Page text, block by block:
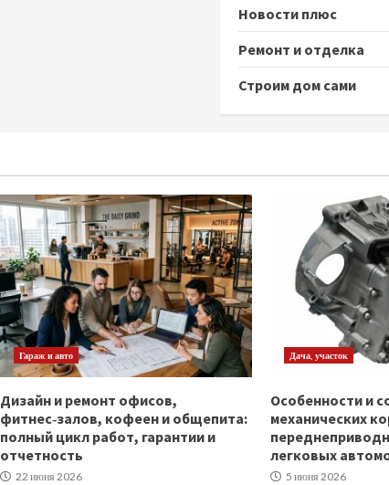
Новости плюс
Ремонт и отделка
Строим дом сами
Гараж и авто
Дизайн и ремонт офисов,
фитнес‑залов, кофеен и общепита:
полный цикл работ, гарантии и
отчетность
22 июня 2026
Дача, участок
Особенности и
механических
легковых
5 июня 2026